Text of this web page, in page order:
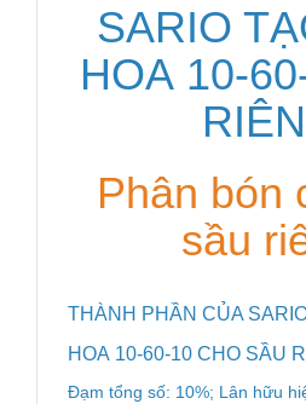
SARIO
HOA 10-
Phân bón
sầu
THÀNH PHẦN CỦA
HOA 10-60-10 CHO SẦU
Đạm tổng số: 10%; Lân hữu